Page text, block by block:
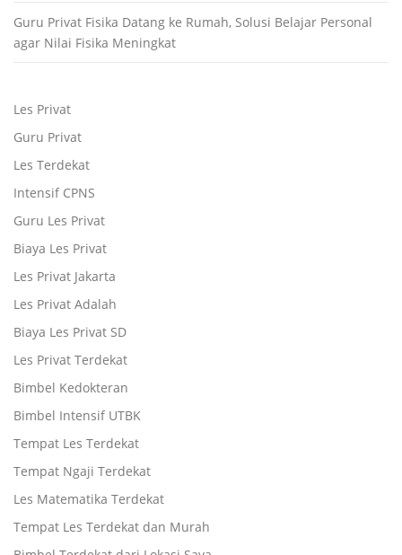
Guru Privat Fisika Datang ke Rumah, Solusi Belajar Personal
agar Nilai Fisika Meningkat
Les Privat
Guru Privat
Les Terdekat
Intensif CPNS
Guru Les Privat
Biaya Les Privat
Les Privat Jakarta
Les Privat Adalah
Biaya Les Privat SD
Les Privat Terdekat
Bimbel Kedokteran
Bimbel Intensif UTBK
Tempat Les Terdekat
Tempat Ngaji Terdekat
Les Matematika Terdekat
Tempat Les Terdekat dan Murah